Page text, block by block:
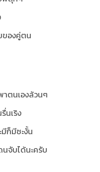
ของคู่ตน
ตนเองล้วนๆ
นเริง
ก็มีซะงั้น
นจับได้นะครับ